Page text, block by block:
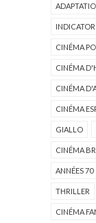
INDICATOR
CINÉMA
CINÉMA
CINÉMA
CINÉMA
GIALLO
CINÉMA
ANNÉES 70
THRILLER
CINÉMA